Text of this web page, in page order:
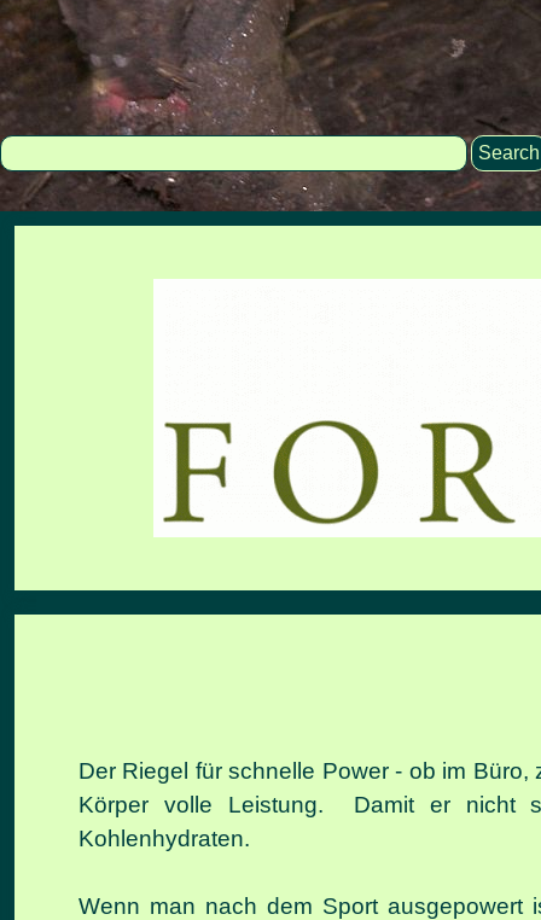
Search
Der Riegel für schnelle Power - ob im
Körper volle Leistung. Damit er nicht
Kohlenhydraten.
Wenn man nach dem Sport ausgepowert